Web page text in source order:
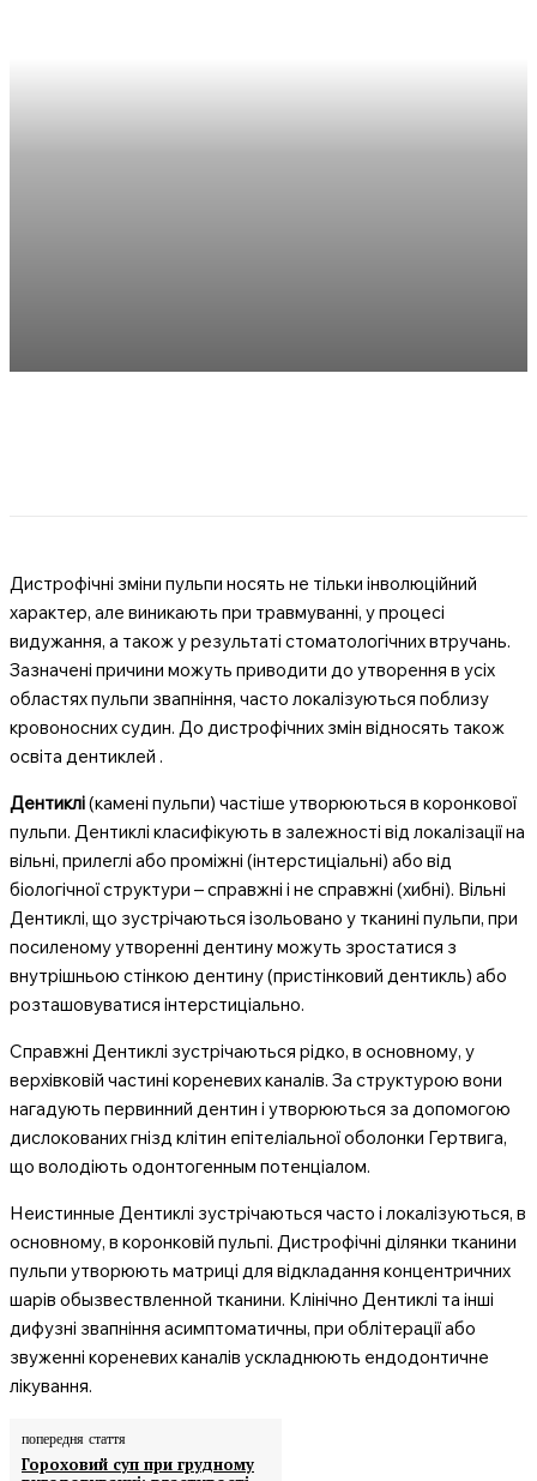
Дистрофічні зміни пульпи носять не тільки інволюційний
характер, але виникають при травмуванні, у процесі
видужання, а також у результаті стоматологічних втручань.
Зазначені причини можуть приводити до утворення в усіх
областях пульпи звапніння, часто локалізуються поблизу
кровоносних судин. До дистрофічних змін відносять також
освіта дентиклей .
Дентиклі(камені пульпи) частіше утворюються в коронкової
пульпи. Дентиклі класифікують в залежності від локалізації на
вільні, прилеглі або проміжні (інтерстиціальні) або від
біологічної структури – справжні і не справжні (хибні). Вільні
Дентиклі, що зустрічаються ізольовано у тканині пульпи, при
посиленому утворенні дентину можуть зростатися з
внутрішньою стінкою дентину (пристінковий дентикль) або
розташовуватися інтерстиціально.
Справжні Дентиклі зустрічаються рідко, в основному, у
верхівковій частині кореневих каналів. За структурою вони
нагадують первинний дентин і утворюються за допомогою
дислокованих гнізд клітин епітеліальної оболонки Гертвига,
що володіють одонтогенным потенціалом.
Неистинные Дентиклі зустрічаються часто і локалізуються, в
основному, в коронковій пульпі. Дистрофічні ділянки тканини
пульпи утворюють матриці для відкладання концентричних
шарів обызвествленной тканини. Клінічно Дентиклі та інші
дифузні звапніння асимптоматичны, при облітерації або
звуженні кореневих каналів ускладнюють ендодонтичне
лікування.
попередня стаття
Гороховий суп при грудному